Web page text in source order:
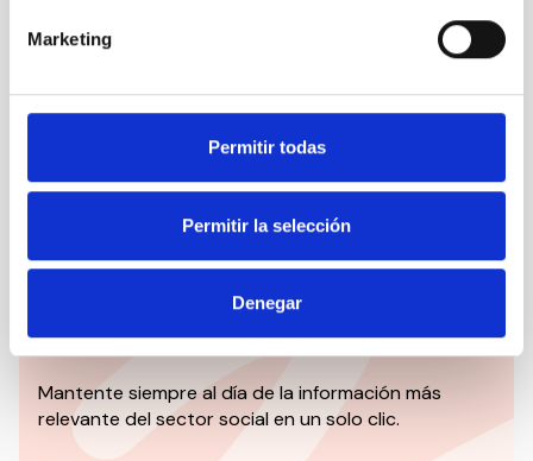
Marketing
Permitir todas
Permitir la selección
Denegar
Todas las jornadas CEDDD, el podcast ‘El Rincón
Social’ y mucho más en formato audiovisual a un
solo clic.
Suscribirme
Suscríbete a la newsletter
CEDDD
Mantente siempre al día de la información más
relevante del sector social en un solo clic.